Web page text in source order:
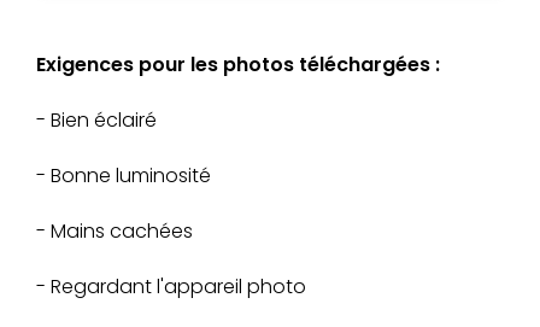
Exigences pour les photos téléchargées :
- Bien éclairé
- Bonne luminosité
- Mains cachées
- Regardant l'appareil photo